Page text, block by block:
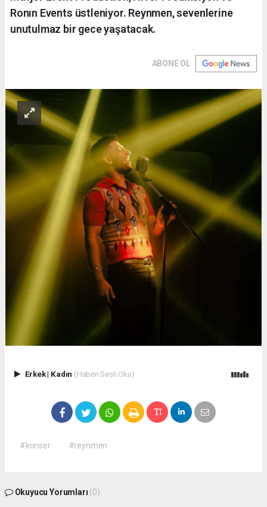
Ronın Events üstleniyor. Reynmen, sevenlerine
unutulmaz bir gece yaşatacak.
ABONE OL
Erkek| Kadın (Haberi Sesli Oku)
#konser #reynmen
Okuyucu Yorumları (0)